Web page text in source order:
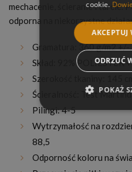
mechacenie, ścieranie i tarcie.
odporna na niekorzystne
Gramatura: 360 g/m2 +/-
Skład: 92% POLIESTER +
Szerokość tkaniny: 145
Ścieralność: Test
Pilingi: 4-5
Wytrzymałość na
88,5
Odporność koloru na
cookie.
AKCEPTUJ
ODRZUĆ
POKAŻ